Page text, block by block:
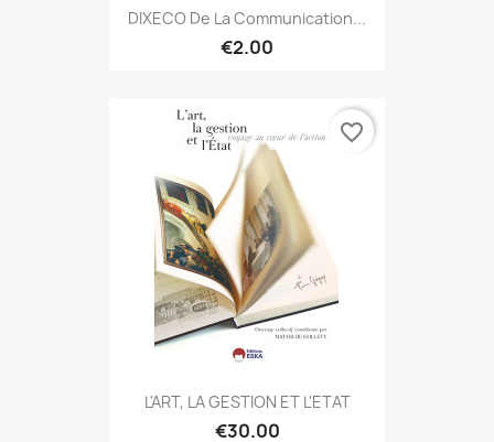
DIXECO De La Communication...
€2.00
L'ART, LA GESTION ET L'ETAT
€30.00
favorite_border